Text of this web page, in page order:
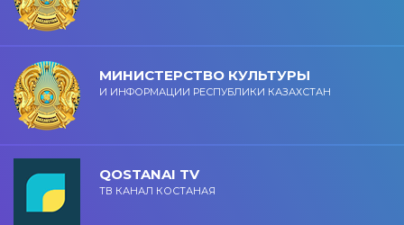
МИНИСТЕРСТВО КУЛЬТУРЫ
И ИНФОРМАЦИИ РЕСПУБЛИКИ КАЗАХСТАН
QOSTANAI TV
ТВ КАНАЛ КОСТАНАЯ